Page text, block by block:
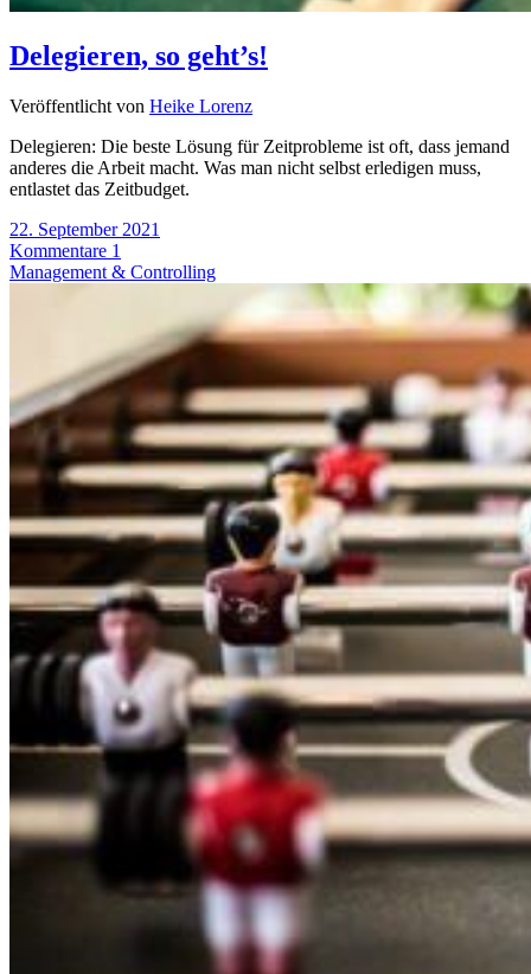
Delegieren, so geht’s!
Veröffentlicht von Heike Lorenz
Delegieren: Die beste Lösung für Zeitprobleme ist oft, dass jemand
anderes die Arbeit macht. Was man nicht selbst erledigen muss,
entlastet das Zeitbudget.
22. September 2021
Kommentare 1
Management & Controlling